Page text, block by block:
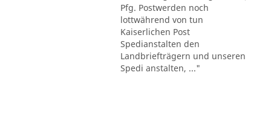
Pfg. Postwerden noch
lottwährend von tun
Kaiserlichen Post
Spedianstalten den
Landbriefträgern und unseren
Spedi anstalten, ..."